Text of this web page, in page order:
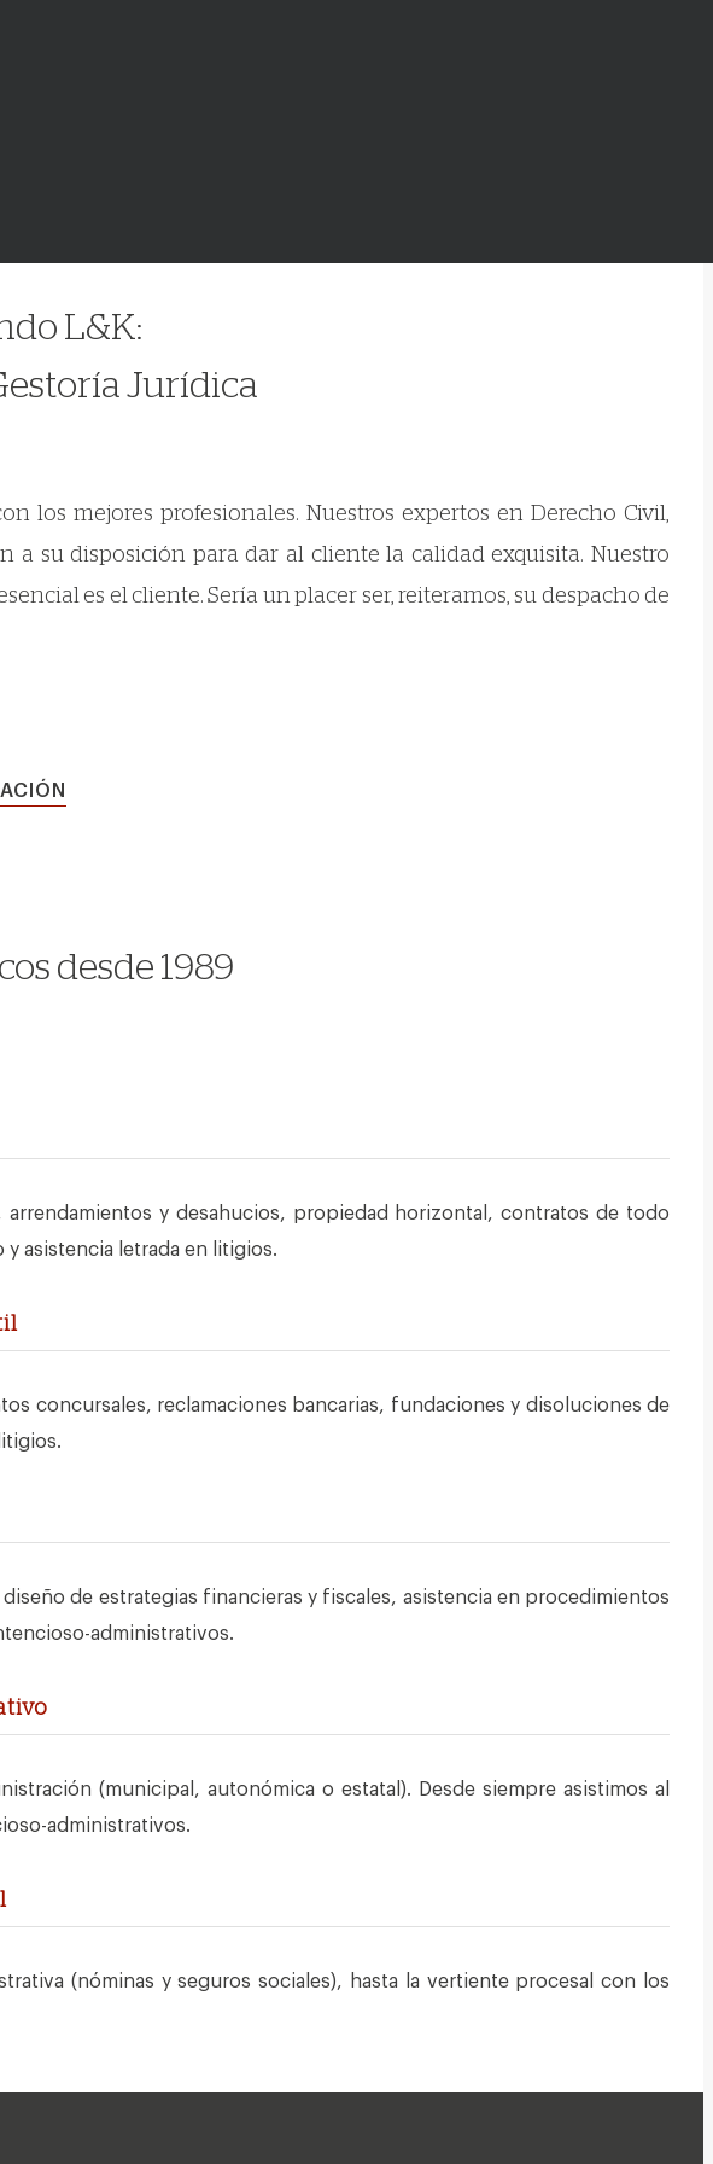
L&K:
Jurídica
los mejores profesionales. Nuestros expertos en Derecho Civil,
a su disposición para dar al cliente la calidad exquisita. Nuestro
es el cliente. Sería un placer ser, reiteramos, su despacho de
desde 1989
y desahucios, propiedad horizontal, contratos de todo
asistencia letrada en litigios.
concursales, reclamaciones bancarias, fundaciones y disoluciones de
de estrategias financieras y fiscales, asistencia en procedimientos
administrativos.
(municipal, autonómica o estatal). Desde siempre asistimos al
administrativos.
(nóminas y seguros sociales), hasta la vertiente procesal con los